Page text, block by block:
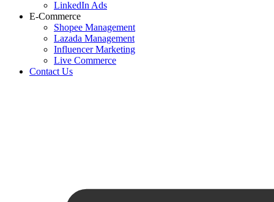
LinkedIn Ads
E-Commerce
Shopee Management
Lazada Management
Influencer Marketing
Live Commerce
Contact Us